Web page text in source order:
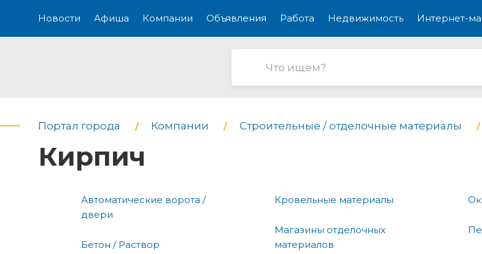
Новости Афиша Компании Объявления Работа Недвижимость Интернет-
Портал города Компании Строительные / отделочные материалы
Кирпич
Автоматические ворота /
двери
Бетон / Раствор
Кровельные материалы
Магазины отделочных
материалов